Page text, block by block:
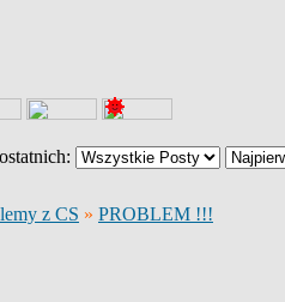
z CS » PROBLEM !!!